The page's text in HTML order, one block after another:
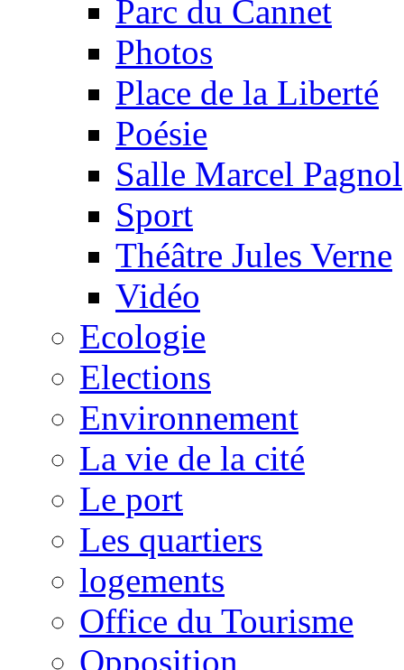
Parc du Cannet
Photos
Place de la Liberté
Poésie
Salle Marcel Pagnol
Sport
Théâtre Jules Verne
Vidéo
Ecologie
Elections
Environnement
La vie de la cité
Le port
Les quartiers
logements
Office du Tourisme
Opposition